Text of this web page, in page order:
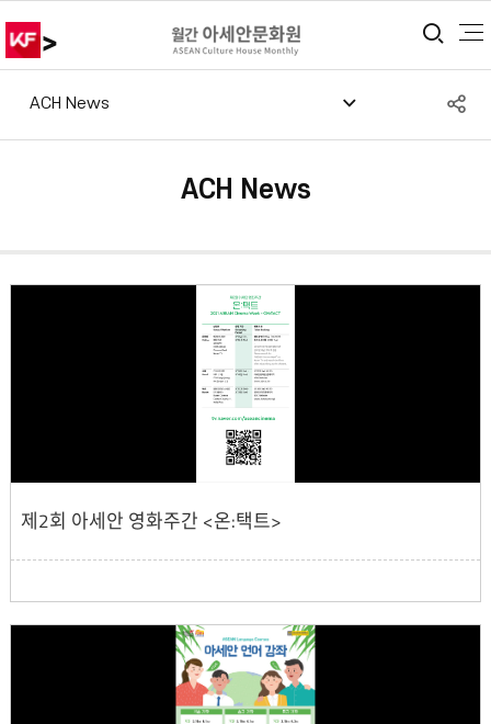
> 통
ACH News
ACH News
제2회 아세안 영화주간 <온:택트>